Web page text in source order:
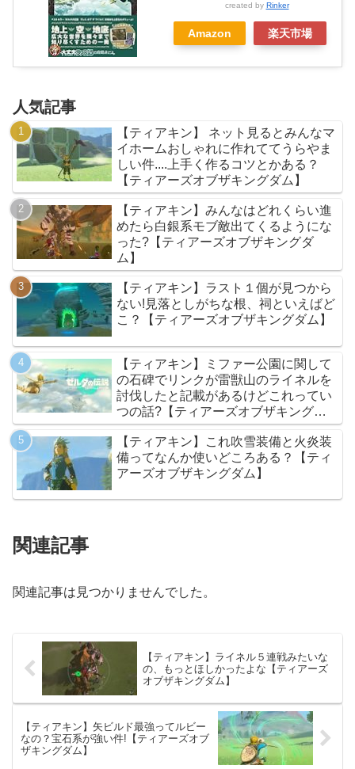
created by Rinker
Amazon 楽天市場
人気記事
【ティアキン】 ネット見るとみんなマ
イホームおしゃれに作れててうらやま
しい件....上手く作るコツとかある？
【ティアーズオブザキングダム】
【ティアキン】みんなはどれくらい進
めたら白銀系モブ敵出てくるようにな
った?【ティアーズオブザキングダ
ム】
【ティアキン】ラスト１個が見つから
ない!見落としがちな根、祠といえばど
こ？【ティアーズオブザキングダム】
【ティアキン】ミファー公園に関して
の石碑でリンクが雷獣山のライネルを
討伐したと記載があるけどこれってい
つの話?【ティアーズオブザキングダ
ム】
【ティアキン】これ吹雪装備と火炎装
備ってなんか使いどころある？【ティ
アーズオブザキングダム】
関連記事
関連記事は見つかりませんでした。
【ティアキン】ライネル５連戦みたいな
の、もっとほしかったよな【ティアーズ
オブザキングダム】
【ティアキン】矢ビルド最強ってルビー
なの？宝石系が強い件!【ティアーズオブ
ザキングダム】